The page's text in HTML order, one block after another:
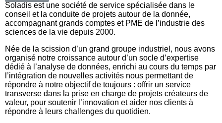
Soladis est une société de service spécialisée dans le
conseil et la conduite de projets autour de la donnée,
accompagnant grands comptes et PME de l’industrie des
sciences de la vie depuis 2000.
Née de la scission d’un grand groupe industriel, nous avons
organisé notre croissance autour d’un socle d’expertise
dédié à l’analyse de données, enrichi au cours du temps par
l’intégration de nouvelles activités nous permettant de
répondre à notre objectif de toujours : offrir un service
transverse dans la prise en charge de projets créateurs de
valeur, pour soutenir l’innovation et aider nos clients à
répondre à leurs challenges du quotidien.